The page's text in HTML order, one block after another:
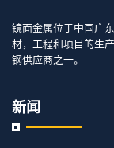
镜面金属位于中国广
材，工程和项目的生
钢供应商之一。
新闻